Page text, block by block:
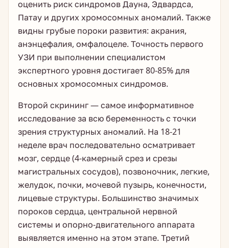
оценить риск синдромов Дауна, Эдвардса,
Патау и других хромосомных аномалий. Также
видны грубые пороки развития: акрания,
анэнцефалия, омфалоцеле. Точность первого
УЗИ при выполнении специалистом
экспертного уровня достигает 80-85% для
основных хромосомных синдромов.
Второй скрининг — самое информативное
исследование за всю беременность с точки
зрения структурных аномалий. На 18-21
неделе врач последовательно осматривает
мозг, сердце (4-камерный срез и срезы
магистральных сосудов), позвоночник, легкие,
желудок, почки, мочевой пузырь, конечности,
лицевые структуры. Большинство значимых
пороков сердца, центральной нервной
системы и опорно-двигательного аппарата
выявляется именно на этом этапе. Третий